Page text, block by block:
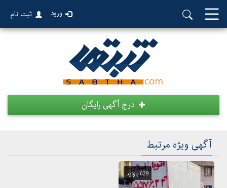
ورود ثبت نام
درج آگهی رایگان
آگهی ویژه مرتبط
629 بازدید